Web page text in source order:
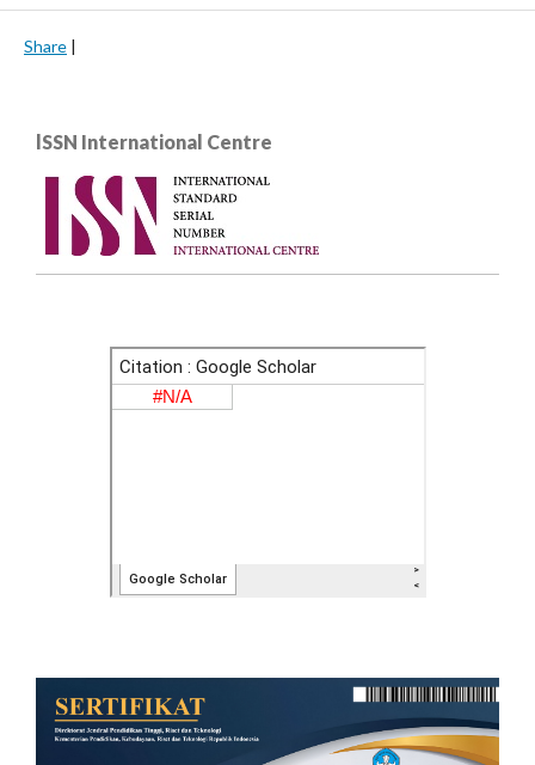
Share |
lSSN International Centre